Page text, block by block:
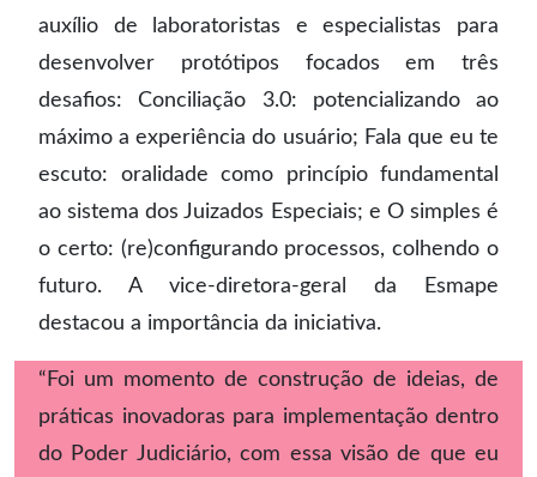
auxílio de laboratoristas e especialistas para
desenvolver protótipos focados em três
desafios: Conciliação 3.0: potencializando ao
máximo a experiência do usuário; Fala que eu te
escuto: oralidade como princípio fundamental
ao sistema dos Juizados Especiais; e O simples é
o certo: (re)configurando processos, colhendo o
futuro. A vice-diretora-geral da Esmape
destacou a importância da iniciativa.
“Foi um momento de construção de ideias, de
práticas inovadoras para implementação dentro
do Poder Judiciário, com essa visão de que eu